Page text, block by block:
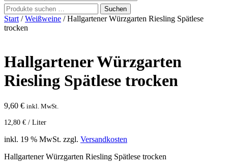
Suchen
nach:
Suchen
Start /Weißweine / Hallgartener Würzgarten Riesling Spätlese
trocken
Hallgartener Würzgarten
Riesling Spätlese trocken
9,60 € inkl. MwSt.
12,80 € / Liter
inkl. 19 % MwSt. zzgl. Versandkosten
Hallgartener Würzgarten Riesling Spätlese trocken